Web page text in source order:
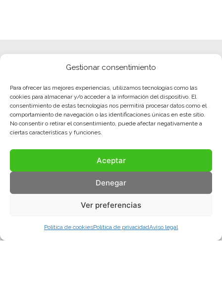
Gestionar consentimiento
Para ofrecer las mejores experiencias, utilizamos tecnologías como las
cookies para almacenar y/o acceder a la información del dispositivo. El
consentimiento de estas tecnologías nos permitirá procesar datos como el
comportamiento de navegación o las identificaciones únicas en este sitio.
No consentir o retirar el consentimiento, puede afectar negativamente a
ciertas características y funciones.
Aceptar
Denegar
Ver preferencias
Política de cookiesPolítica de privacidadAviso legal